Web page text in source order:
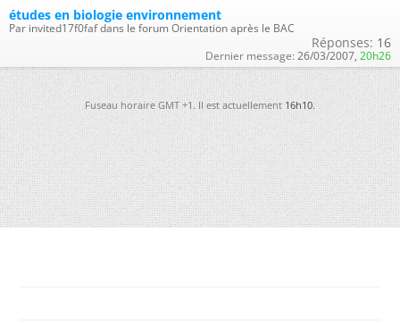
études en biologie environnement
Par invited17f0faf dans le forum Orientation après le BAC
Réponses: 16
Dernier message: 26/03/2007, 20h26
Fuseau horaire GMT +1. Il est actuellement16h10.